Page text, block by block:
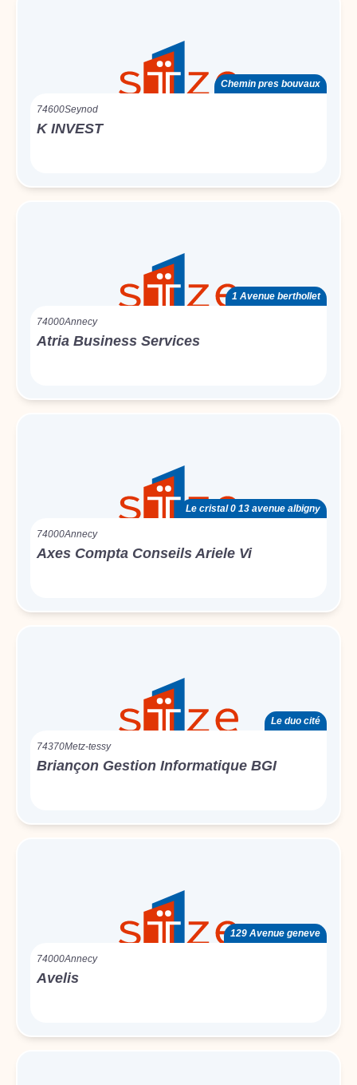
Chemin pres bouvaux
74600Seynod
K INVEST
1 Avenue berthollet
74000Annecy
Atria Business Services
Le cristal 0 13 avenue albigny
74000Annecy
Axes Compta Conseils Ariele Vi
Le duo cité
74370Metz-tessy
Briançon Gestion Informatique BGI
129 Avenue geneve
74000Annecy
Avelis